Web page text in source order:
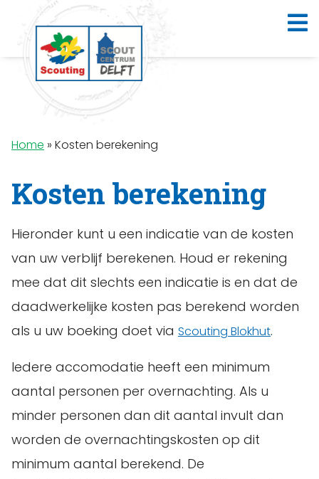
Home » Kosten berekening
Kosten berekening
Hieronder kunt u een indicatie van de kosten
van uw verblijf berekenen. Houd er rekening
mee dat dit slechts een indicatie is en dat de
daadwerkelijke kosten pas berekend worden
als u uw boeking doet via Scouting Blokhut.
Iedere accomodatie heeft een minimum
aantal personen per overnachting. Als u
minder personen dan dit aantal invult dan
worden de overnachtingskosten op dit
minimum aantal berekend. De